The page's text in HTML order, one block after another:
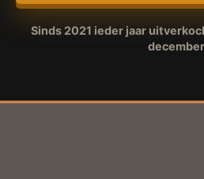
Sinds 2021 ieder jaar